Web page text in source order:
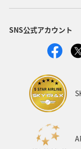
SNS公式アカウント